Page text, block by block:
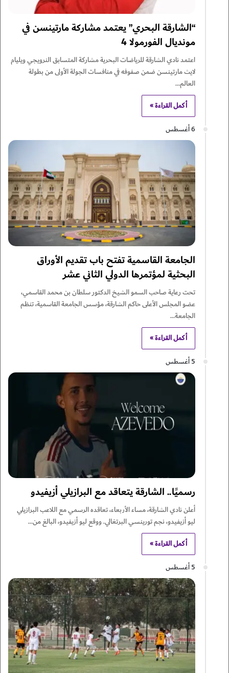
“الشارقة البحري” يعتمد مشاركة مارتينسن في
مونديال الفورمولا 4
اعتمد نادي الشارقة للرياضات البحرية مشاركة المتسابق النرويجي ويليام
لايث مارتينسن ضمن صفوفه في منافسات الجولة الأولى من بطولة
العالم…
أكمل القراءة »
6 أغسطس
الجامعة القاسمية تفتح باب تقديم الأوراق
البحثية لمؤتمرها الدولي الثاني عشر
تحت رعاية صاحب السمو الشيخ الدكتور سلطان بن محمد القاسمي،
عضو المجلس الأعلى حاكم الشارقة، مؤسس الجامعة القاسمية، تنظم
الجامعة…
أكمل القراءة »
5 أغسطس
رسميًا.. الشارقة يتعاقد مع البرازيلي أزيفيدو
أعلن نادي الشارقة، مساء الأربعاء، تعاقده الرسمي مع اللاعب البرازيلي
ليو أزيفيدو، نجم تورينسي البرتغالي. ووقع ليو أزيفيدو، البالغ من…
أكمل القراءة »
5 أغسطس